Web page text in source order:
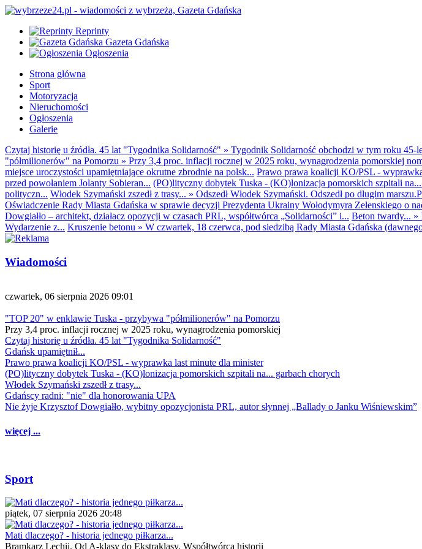
Reprinty
Gazeta Gdańska
Ogłoszenia
Strona główna
Sport
Motoryzacja
Nieruchomości
Ogłoszenia
Galerie
Czytaj historię u źródła. 45 lat "Tygodnika Solidarność" » Tygodnik Solidarność obchodzi w tym roku 45-
"półmilionerów" na Pomorzu » Przy 3,4 proc. inflacji rocznej w 2025 roku, wynagrodzenia pomorskiej
miejsce uroczystości upamiętniające okrutne zbrodnie na polsk... Prawo prawa koalicji KO/PSL -
przed powołaniem Jolanty Sobieran... (PO)lityczny dobytek Tuska - (KO)lonizacja pomorskich szpitali
polityczn... Włodek Szymański zszedł z trasy... » Odszedł Włodek Szymański. Odszedł po długim
Oświadczenie Rady Miasta Gdańska w sprawie decyzji Prezydenta Ukrainy Wołodymyra Zełenskiego o
Dowgiałło – architekt, działacz opozycji w czasach PRL, współtwórca „Solidarności” i... Beton twardy... »
Wydarzenie z... Kruszenie betonu » W czwartek, 18 czerwca, pod siedzibą Rady Miasta Gdańska
Wiadomości
czwartek, 06 sierpnia 2026 09:01
"TOP 20" w enklawie Tuska - przybywa "półmilionerów" na Pomorzu
Przy 3,4 proc. inflacji rocznej w 2025 roku, wynagrodzenia pomorskiej
Czytaj historię u źródła. 45 lat "Tygodnika Solidarność"
Gdańsk upamiętnił...
Prawo prawa koalicji KO/PSL - wyprawka last minute dla minister
(PO)lityczny dobytek Tuska - (KO)lonizacja pomorskich szpitali na... garbach chorych
Włodek Szymański zszedł z trasy...
Gdańscy radni: "nie" dla honorowania UPA
Nie żyje Krzysztof Dowgiałło, wybitny opozycjonista PRL, autor słynnej „Ballady o Janku Wiśniewskim”
więcej ...
Sport
piątek, 07 sierpnia 2026 20:48
Mati dlaczego? - historia jednego piłkarza...
Bramkarz Lechii. Od A-klasy do Ekstraklasy. Współtwórca historii